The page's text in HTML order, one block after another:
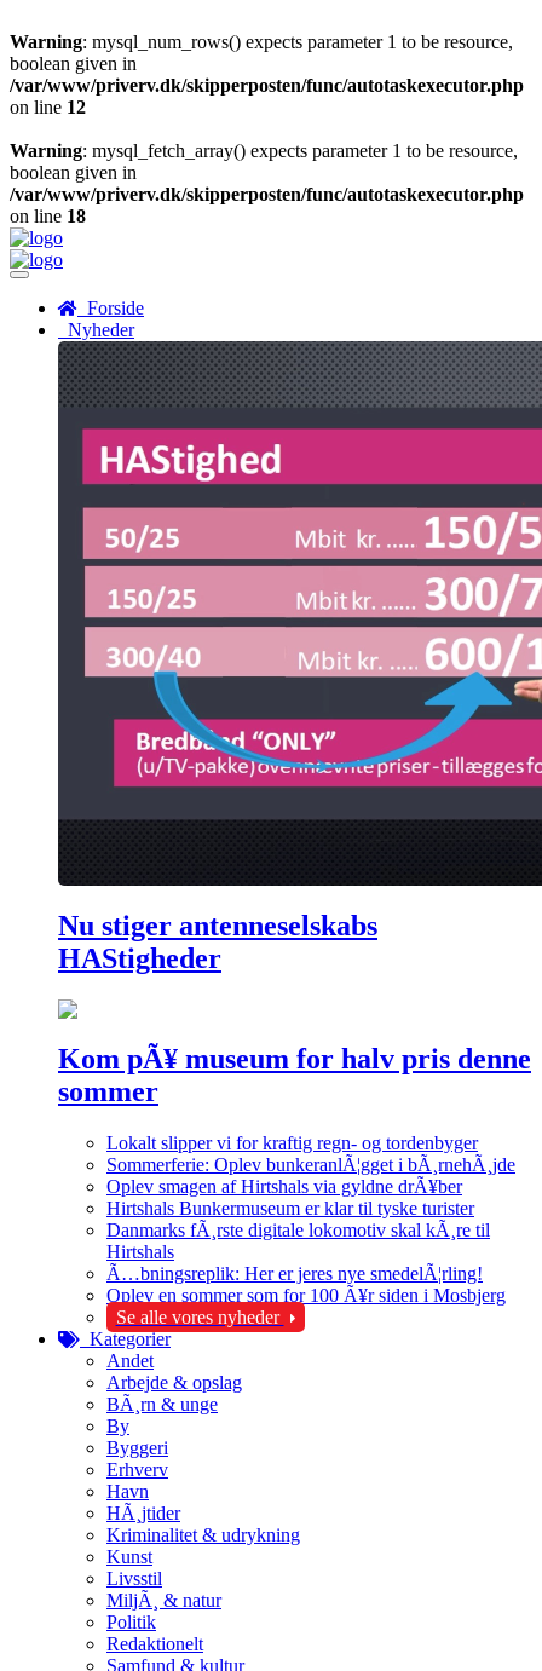
Warning: mysql_num_rows() expects parameter 1 to be resource,
boolean given in
/var/www/priverv.dk/skipperposten/func/autotaskexecutor.php
on line 12
Warning: mysql_fetch_array() expects parameter 1 to be resource,
boolean given in
/var/www/priverv.dk/skipperposten/func/autotaskexecutor.php
on line 18
Menu
Forside
Nyheder
Nu stiger antenneselskabs
HAStigheder
Kom pÃ¥ museum for halv pris denne
sommer
Lokalt slipper vi for kraftig regn- og tordenbyger
Sommerferie: Oplev bunkeranlÃ¦gget i bÃ¸rnehÃ¸jde
Oplev smagen af Hirtshals via gyldne drÃ¥ber
Hirtshals Bunkermuseum er klar til tyske turister
Danmarks fÃ¸rste digitale lokomotiv skal kÃ¸re til
Hirtshals
Ã…bningsreplik: Her er jeres nye smedelÃ¦rling!
Oplev en sommer som for 100 Ã¥r siden i Mosbjerg
Se alle vores nyheder
Kategorier
Andet
Arbejde & opslag
BÃ¸rn & unge
By
Byggeri
Erhverv
Havn
HÃ¸jtider
Kriminalitet & udrykning
Kunst
Livsstil
MiljÃ¸ & natur
Politik
Redaktionelt
Samfund & kultur